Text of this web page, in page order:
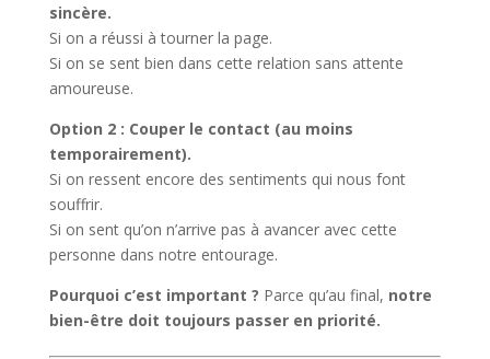
sincère.
Si on a réussi à tourner la page.
Si on se sent bien dans cette relation sans attente
amoureuse.
Option 2 : Couper le contact (au moins
temporairement).
Si on ressent encore des sentiments qui nous font
souffrir.
Si on sent qu’on n’arrive pas à avancer avec cette
personne dans notre entourage.
Pourquoi c’est important ? Parce qu’au final, notre
bien-être doit toujours passer en priorité.